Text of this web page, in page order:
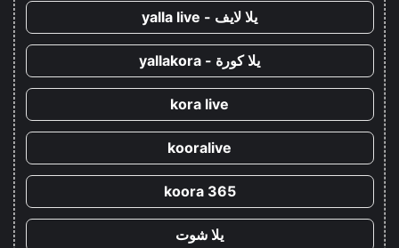
يلا لايف - yalla live
يلا كورة - yallakora
kora live
kooralive
koora 365
يلا شوت